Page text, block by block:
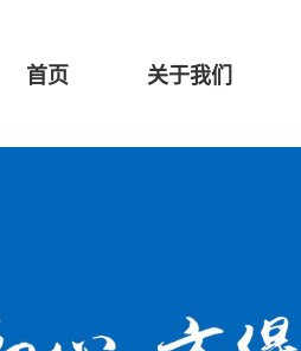
首页 关于我们